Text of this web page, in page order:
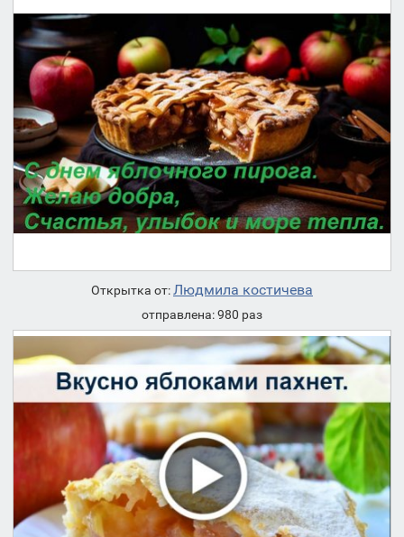
Открытка от:Людмила костичева
отправлена: 980 раз